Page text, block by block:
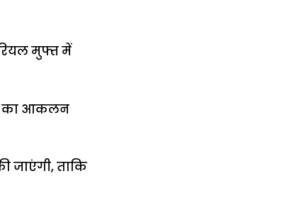
मुफ्त में
का आकलन
जाएंगी, ताकि